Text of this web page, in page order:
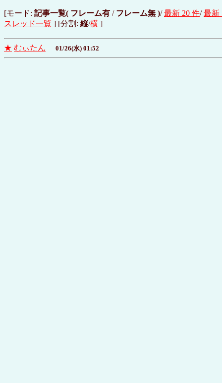
[モード: 記事一覧( フレーム有 / フレーム無 )/最新 20 件/最新
スレッド一覧 ] [分割: 縦/横 ]
★ むぃたん 01/26(水) 01:52